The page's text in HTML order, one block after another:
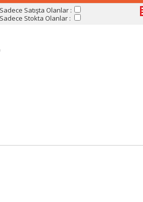
Sadece Satışta Olanlar :
Sadece Stokta Olanlar :